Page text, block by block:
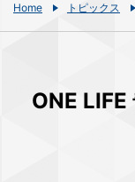
Home トピックス
ONE